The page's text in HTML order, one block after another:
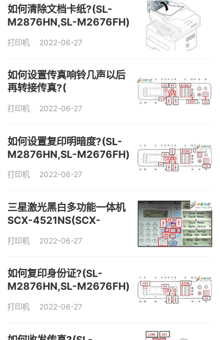
如何清除文档卡纸?(SL-
M2876HN,SL-M2676FH)
打印机 2022-06-27
如何设置传真响铃几声以后
再转接传真?(
打印机 2022-06-27
如何设置复印明暗度?(SL-
M2876HN,SL-M2676FH)
打印机 2022-06-27
三星激光黑白多功能一体机
SCX-4521NS(SCX-
屏幕显示“ M2-1317”，如何
打印机 2022-06-27
如何复印身份证?(SL-
M2876HN,SL-M2676FH)
打印机 2022-06-27